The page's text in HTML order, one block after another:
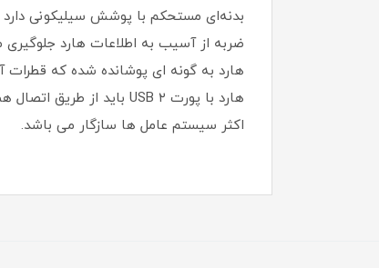
اکثر سیستم عامل ها سازگار می باشد.